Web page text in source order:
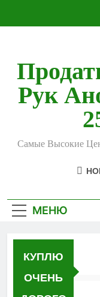
Рук
Самые Высокие
МЕНЮ
КУПЛЮ
ОЧЕНЬ